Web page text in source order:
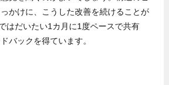
かけに、こうした改善を続けることが
はだいたい1カ月に1度ペースで共有
バックを得ています。